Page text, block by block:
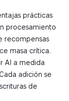
prácticas
procesamiento
recompensas
masa crítica.
AI a medida
adición se
de